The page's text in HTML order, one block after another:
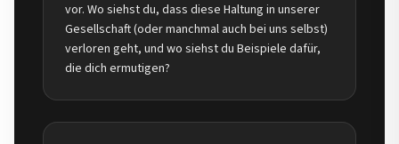
vor. Wo siehst du, dass diese Haltung in unserer
Gesellschaft (oder manchmal auch bei uns selbst)
verloren geht, und wo siehst du Beispiele dafür,
die dich ermutigen?